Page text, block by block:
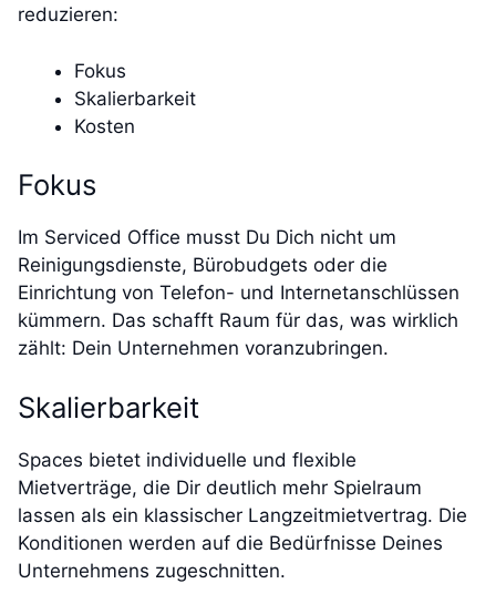
reduzieren:
Fokus
Skalierbarkeit
Kosten
Fokus
Im Serviced Office musst Du Dich nicht um
Reinigungsdienste, Bürobudgets oder die
Einrichtung von Telefon- und Internetanschlüssen
kümmern. Das schafft Raum für das, was wirklich
zählt: Dein Unternehmen voranzubringen.
Skalierbarkeit
Spaces bietet individuelle und flexible
Mietverträge, die Dir deutlich mehr Spielraum
lassen als ein klassischer Langzeitmietvertrag. Die
Konditionen werden auf die Bedürfnisse Deines
Unternehmens zugeschnitten.